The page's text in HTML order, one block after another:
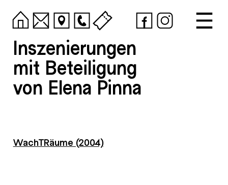
Inszenierungen
mit Beteiligung
von Elena Pinna
WachTRäume (2004)